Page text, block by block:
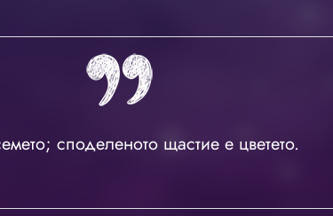
споделеното щастие е цветето.